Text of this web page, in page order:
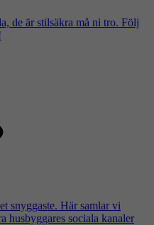
de är stilsäkra må ni tro. Följ
snyggaste. Här samlar vi
husbyggares sociala kanaler